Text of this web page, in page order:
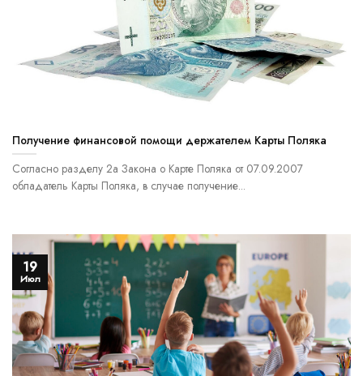
Получение финансовой помощи держателем Карты Поляка
Согласно разделу 2а Закона о Карте Поляка от 07.09.2007
обладатель Карты Поляка, в случае получение...
19
Июл